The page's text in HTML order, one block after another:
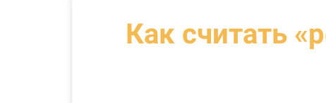
Как считать